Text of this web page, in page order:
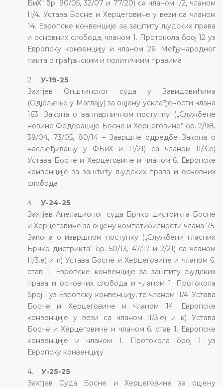
БиХ“ бр. 90/05, 32/07 и 77/20) са чланом I/2, чланом
II/4. Устава Босне и Херцеговине у вези са чланом
14. Европске конвенције за заштиту људских права
и основних слобода, чланом 1. Протокола број 12 уз
Европску конвенцију и чланом 26. Међународног
пакта о грађанским и политичким правима
2. У-19-25
Захтјев Општинског суда у Завидовићима
(Одјељење у Маглају) за оцјену усклађености члана
163. Закона о ванпарничном поступку („Службене
новине Федерације Босне и Херцеговине“ бр. 2/98,
39/04, 73/05, 80/14 – Завршне одредбе Закона о
насљеђивању у ФБиХ и 11/21) са чланом II/3.е)
Устава Босне и Херцеговине и чланом 6. Европске
конвенције за заштиту људских права и основних
слобода
3. У-24-25
Захтјев Апелационог суда Брчко дистрикта Босне
и Херцеговине за оцјену компатибилности члана 75.
Закона о извршном поступку („Службени гласник
Брчко дистрикта“ бр. 50/13, 47/17 и 2/21) са чланом
II/3.е) и к) Устава Босне и Херцеговине и чланом 6.
став 1. Европске конвенције за заштиту људских
права и основних слобода и чланом 1. Протокола
број 1 уз Европску конвенцију, те чланом II/4. Устава
Босне и Херцеговине и чланом 14. Европске
конвенције у вези са чланом II/3.е) и к) Устава
Босне и Херцеговине и чланом 6. став 1. Европске
конвенције и чланом 1. Протокола број 1 уз
Европску конвенцију
4. У-25-25
Захтјев Суда Босне и Херцеговине за оцјену